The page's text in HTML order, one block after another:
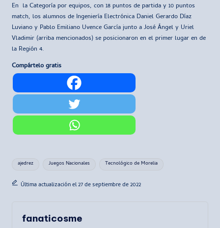
En la Categoría por equipos, con 18 puntos de partida y 10 puntos
match, los alumnos de Ingeniería Electrónica Daniel Gerardo Díaz
Luviano y Pablo Emiliano Uvence García junto a José Ángel y Uriel
Vladimir (arriba mencionados) se posicionaron en el primer lugar en de
la Región 4.
Compártelo gratis
Etiquetas:
ajedrez Juegos Nacionales Tecnológico de Morelia
Última actualización el 27 de septiembre de 2022
fanaticosme